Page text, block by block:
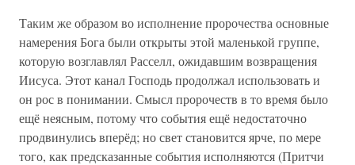
Таким же образом во исполнение пророчества основные
намерения Бога были открыты этой маленькой группе,
которую возглавлял Расселл, ожидавшим возвращения
Иисуса. Этот канал Господь продолжал использовать и
он рос в понимании. Смысл пророчеств в то время было
ещё неясным, потому что события ещё недостаточно
продвинулись вперёд; но свет становится ярче, по мере
того, как предсказанные события исполняются (Притчи